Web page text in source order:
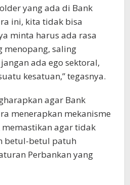
yang ada di Bank
ini, kita tidak bisa
minta harus ada rasa
menopang, saling
ada ego sektoral,
kesatuan,” tegasnya.
agar Bank
menerapkan mekanisme
agar tidak
betul-betul patuh
Perbankan yang